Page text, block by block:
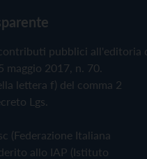
pubblici all'editoria
2017, n. 70.
lettera f) del comma 2
Lgs.
(Federazione Italiana
allo IAP (Istituto